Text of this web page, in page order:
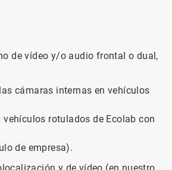
de vídeo y/o audio frontal o dual,
cámaras internas en vehículos
rotulados de Ecolab con
de empresa).